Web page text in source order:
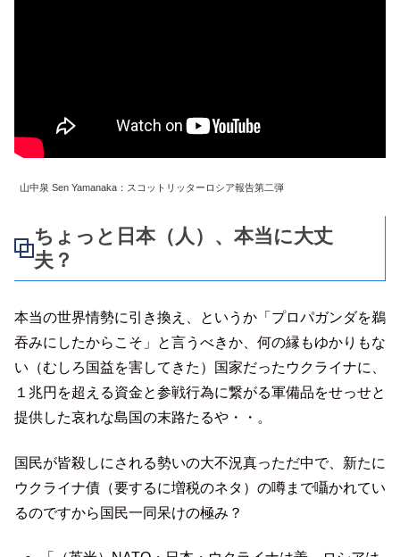
山中泉 Sen Yamanaka：スコットリッターロシア報告第二弾
ちょっと日本（人）、本当に大丈
夫？
本当の世界情勢に引き換え、というか「プロパガンダを鵜
吞みにしたからこそ」と言うべきか、何の縁もゆかりもな
い（むしろ国益を害してきた）国家だったウクライナに、
１兆円を超える資金と参戦行為に繋がる軍備品をせっせと
提供した哀れな島国の末路たるや・・。
国民が皆殺しにされる勢いの大不況真っただ中で、新たに
ウクライナ債（要するに増税のネタ）の噂まで囁かれてい
るのですから国民一同呆けの極み？